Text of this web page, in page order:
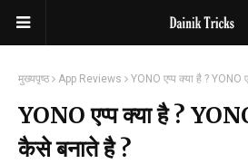
मुख्यपृष्ठ App Reviews YONO एप्प क्या है ? YONO
YONO एप्प क्या है ?
कैसे बनाते है ?